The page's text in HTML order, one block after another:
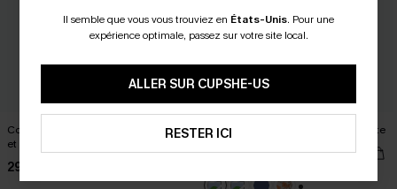
Combishort cover up à col plongeant
et glands noir
29,00 €
Bikini à emballage et bas taille haute
34,90 €
Il semble que vous vous trouviez en États-Unis. Pour une
expérience optimale, passez sur votre site local.
ALLER SUR CUPSHE-US
RESTER ICI